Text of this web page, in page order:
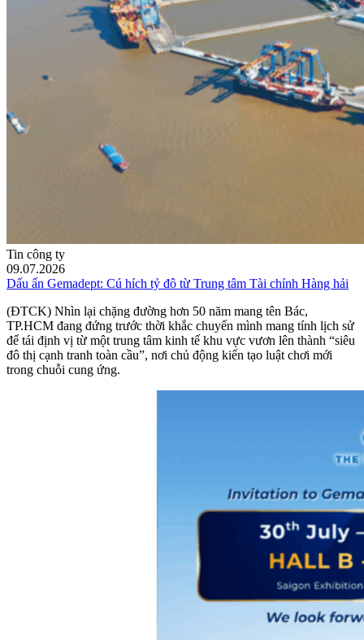
Tin công ty
09.07.2026
Dấu ấn Gemadept: Cú hích tỷ đô từ Trung tâm Tài chính Hàng hải
(ĐTCK) Nhìn lại chặng đường hơn 50 năm mang tên Bác,
TP.HCM đang đứng trước thời khắc chuyển mình mang tính lịch sử
để tái định vị từ một trung tâm kinh tế khu vực vươn lên thành “siêu
đô thị cạnh tranh toàn cầu”, nơi chủ động kiến tạo luật chơi mới
trong chuỗi cung ứng.